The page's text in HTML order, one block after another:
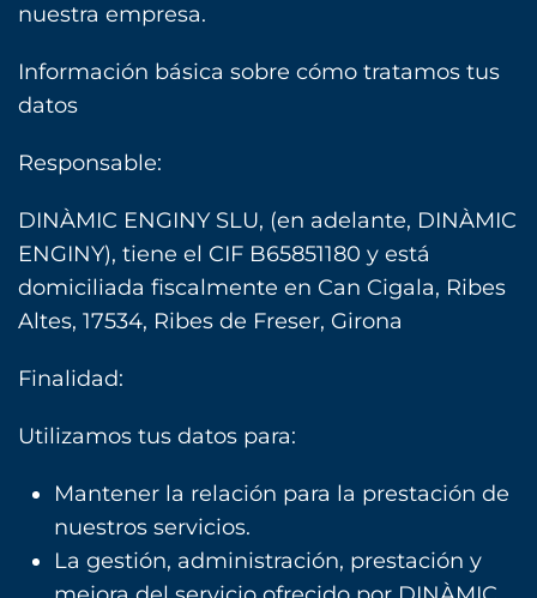
nuestra empresa.
Información básica sobre cómo tratamos tus
datos
Responsable:
DINÀMIC ENGINY SLU, (en adelante, DINÀMIC
ENGINY), tiene el CIF B65851180 y está
domiciliada fiscalmente en Can Cigala, Ribes
Altes, 17534, Ribes de Freser, Girona
Finalidad:
Utilizamos tus datos para:
Mantener la relación para la prestación de
nuestros servicios.
La gestión, administración, prestación y